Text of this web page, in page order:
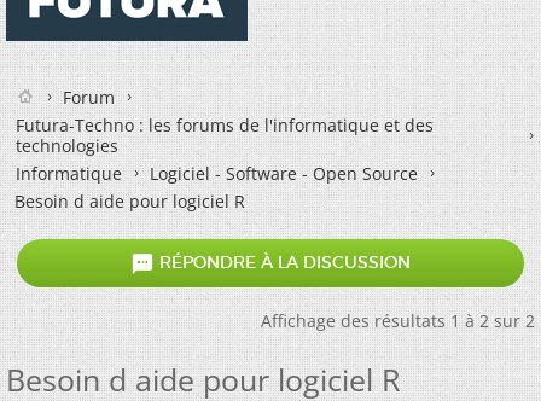
Forum
Futura-Techno : les forums de l'informatique et des
technologies
Informatique
Logiciel - Software - Open Source
Besoin d aide pour logiciel R
 RÉPONDRE À LA DISCUSSION
Affichage des résultats 1 à 2 sur 2
Besoin d aide pour logiciel R